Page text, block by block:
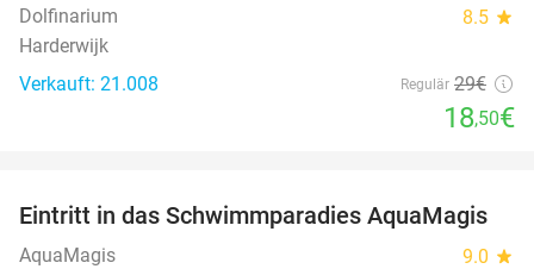
Dolfinarium 8.5 star
Harderwijk
Verkauft: 21.008
Regulär 29€
18,50€
35%
Eintritt in das Schwimmparadies AquaMagis
AquaMagis 9.0 star